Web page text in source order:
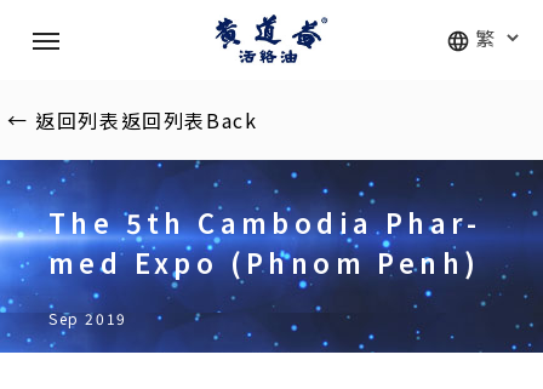
content
Menu
← 返回列表返回列表Back
The 5th Cambodia Phar-
med Expo (Phnom Penh)
Sep 2019